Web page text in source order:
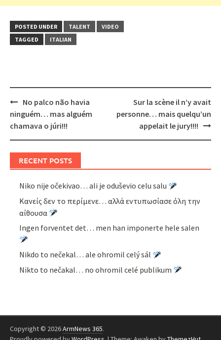
POSTED UNDER TALENT
VIDEO
TAGGED
ITALIAN
Post
navigation
No palco não havia
ninguém… mas alguém
chamava o júri!!!
Sur la scène il n’y avait
personne… mais quelqu’un
appelait le jury!!!!
RECENT POSTS
Niko nije očekivao… ali je oduševio celu salu
Κανείς δεν το περίμενε… αλλά εντυπωσίασε όλη την
αίθουσα
Ingen forventet det… men han imponerte hele salen
Nikdo to nečekal… ale ohromil celý sál
Nikto to nečakal… no ohromil celé publikum
Copyright © 2026ArmNews 365.